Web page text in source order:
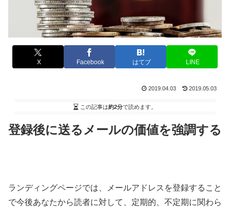
X Facebook はてブ LINE
2019.04.03 2019.05.03
この記事は約2分で読めます。
登録後に送るメールの価値を強調する
ランディングページでは、メールアドレスを登録すること
で今後あなたから読者に対して、定期的、不定期に関わら